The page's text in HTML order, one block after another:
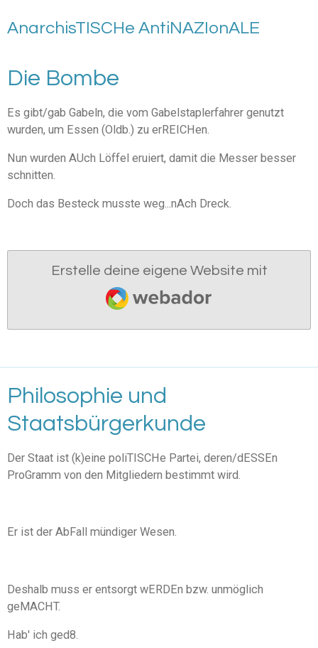
AnarchisTISCHe AntiNAZIonALE
Die Bombe
Es gibt/gab Gabeln, die vom Gabelstaplerfahrer genutzt
wurden, um Essen (Oldb.) zu erREICHen.
Nun wurden AUch Löffel eruiert, damit die Messer besser
schnitten.
Doch das Besteck musste weg...nAch Dreck.
Erstelle deine eigene Website mit
Webador
Philosophie und
Staatsbürgerkunde
Der Staat ist (k)eine poliTISCHe Partei, deren/dESSEn
ProGramm von den Mitgliedern bestimmt wird.
Er ist der AbFall mündiger Wesen.
Deshalb muss er entsorgt wERDEn bzw. unmöglich
geMACHT.
Hab' ich ged8.